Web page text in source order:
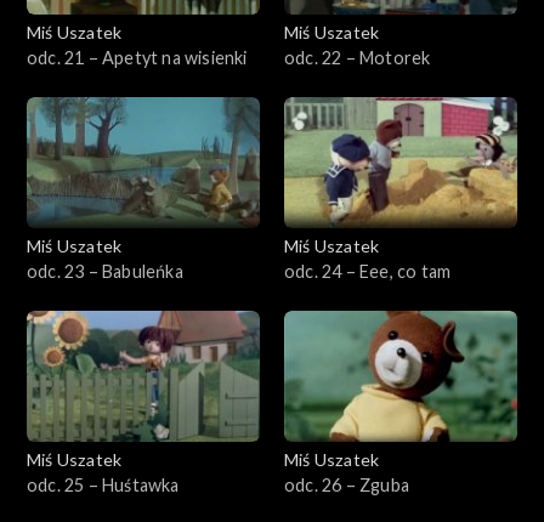
Miś Uszatek
odc. 21 – Apetyt na wisienki
Miś Uszatek
odc. 22 – Motorek
Miś Uszatek
odc. 23 – Babuleńka
Miś Uszatek
odc. 24 – Eee, co tam
Miś Uszatek
odc. 25 – Huśtawka
Miś Uszatek
odc. 26 – Zguba